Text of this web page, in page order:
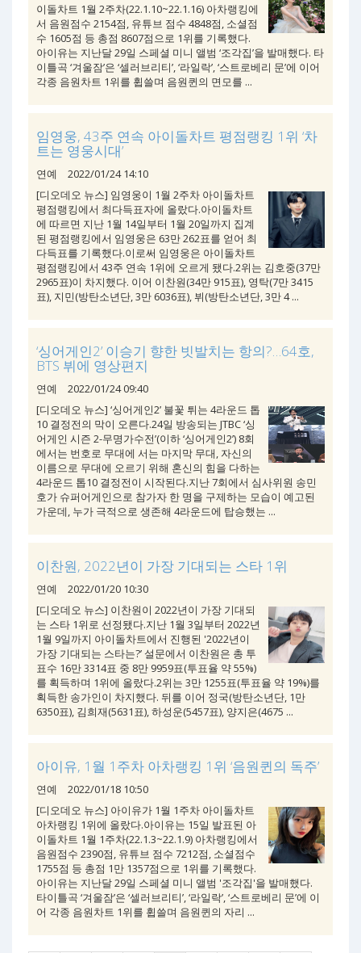
이돌차트 1월 2주차(22.1.10~22.1.16) 아차랭킹에
서 음원점수 2154점, 유튜브 점수 4848점, 소셜점
수 1605점 등 총점 8607점으로 1위를 기록했다.
아이유는 지난달 29일 스페셜 미니 앨범 ‘조각집’을 발매했다. 타
이틀곡 ‘겨울잠’은 ‘셀러브리티’, ‘라일락’, ‘스트로베리 문’에 이어
각종 음원차트 1위를 휩쓸며 음원퀸의 면모를 ...
임영웅, 43주 연속 아이돌차트 평점랭킹 1위 ‘차
트는 영웅시대’
연예
2022/01/24 14:10
[디오데오 뉴스] 임영웅이 1월 2주차 아이돌차트
평점랭킹에서 최다득표자에 올랐다.아이돌차트
에 따르면 지난 1월 14일부터 1월 20일까지 집계
된 평점랭킹에서 임영웅은 63만 262표를 얻어 최
다득표를 기록했다.이로써 임영웅은 아이돌차트
평점랭킹에서 43주 연속 1위에 오르게 됐다.2위는 김호중(37만
2965표)이 차지했다. 이어 이찬원(34만 915표), 영탁(7만 3415
표), 지민(방탄소년단, 3만 6036표), 뷔(방탄소년단, 3만 4 ...
‘싱어게인2’ 이승기 향한 빗발치는 항의?…64호,
BTS 뷔에 영상편지
연예
2022/01/24 09:40
[디오데오 뉴스] ‘싱어게인2’ 불꽃 튀는 4라운드 톱
10 결정전의 막이 오른다.24일 방송되는 JTBC ‘싱
어게인 시즌 2-무명가수전’(이하 ‘싱어게인2’) 8회
에서는 번호로 무대에 서는 마지막 무대, 자신의
이름으로 무대에 오르기 위해 혼신의 힘을 다하는
4라운드 톱10 결정전이 시작된다.지난 7회에서 심사위원 송민
호가 슈퍼어게인으로 참가자 한 명을 구제하는 모습이 예고된
가운데, 누가 극적으로 생존해 4라운드에 탑승했는 ...
이찬원, 2022년이 가장 기대되는 스타 1위
연예
2022/01/20 10:30
[디오데오 뉴스] 이찬원이 2022년이 가장 기대되
는 스타 1위로 선정됐다.지난 1월 3일부터 2022년
1월 9일까지 아이돌차트에서 진행된 '2022년이
가장 기대되는 스타는?’ 설문에서 이찬원은 총 투
표수 16만 3314표 중 8만 9959표(투표율 약 55%)
를 획득하며 1위에 올랐다.2위는 3만 1255표(투표율 약 19%)를
획득한 송가인이 차지했다. 뒤를 이어 정국(방탄소년단, 1만
6350표), 김희재(5631표), 하성운(5457표), 양지은(4675 ...
아이유, 1월 1주차 아차랭킹 1위 ‘음원퀸의 독주’
연예
2022/01/18 10:50
[디오데오 뉴스] 아이유가 1월 1주차 아이돌차트
아차랭킹 1위에 올랐다.아이유는 15일 발표된 아
이돌차트 1월 1주차(22.1.3~22.1.9) 아차랭킹에서
음원점수 2390점, 유튜브 점수 7212점, 소셜점수
1755점 등 총점 1만 1357점으로 1위를 기록했다.
아이유는 지난달 29일 스페셜 미니 앨범 '조각집'을 발매했다.
타이틀곡 ‘겨울잠’은 ‘셀러브리티’, ‘라일락’, ‘스트로베리 문’에 이
어 각종 음원차트 1위를 휩쓸며 음원퀸의 자리 ...